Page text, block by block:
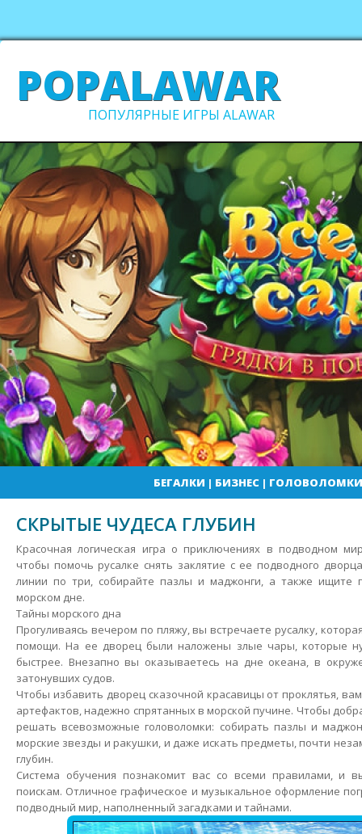
POPALAWAR
ПОПУЛЯРНЫЕ ИГРЫ ALAWAR
БЕГАЛКИ | БИЗНЕС| ГОЛОВОЛОМКИ
СКРЫТЫЕ ЧУДЕСА ГЛУБИН
Красочная логическая игра о приключениях в подводном
чтобы помочь русалке снять заклятие с ее подводного
линии по три, собирайте пазлы и маджонги, а также ищите
морском дне.
Тайны морского дна
Прогуливаясь вечером по пляжу, вы встречаете русалку,
помощи. На ее дворец были наложены злые чары, которые
быстрее. Внезапно вы оказываетесь на дне океана, в
затонувших судов.
Чтобы избавить дворец сказочной красавицы от проклятья,
артефактов, надежно спрятанных в морской пучине. Чтобы
решать всевозможные головоломки: собирать пазлы и
морские звезды и ракушки, и даже искать предметы, почти
глубин.
Система обучения познакомит вас со всеми правилами, и
поискам. Отличное графическое и музыкальное оформление
подводный мир, наполненный загадками и тайнами.